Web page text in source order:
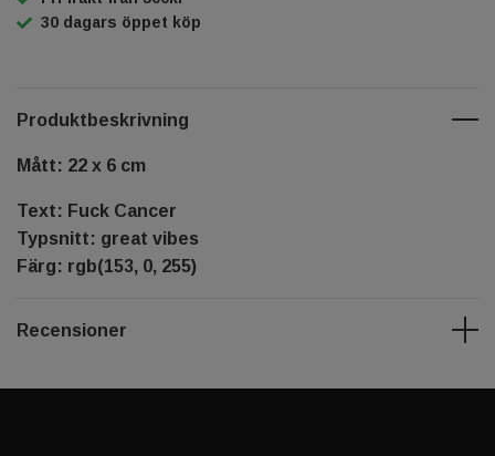
30 dagars öppet köp
Produktbeskrivning
Mått: 22 x 6 cm
Text: Fuck Cancer
Typsnitt: great vibes
Färg: rgb(153, 0, 255)
Recensioner